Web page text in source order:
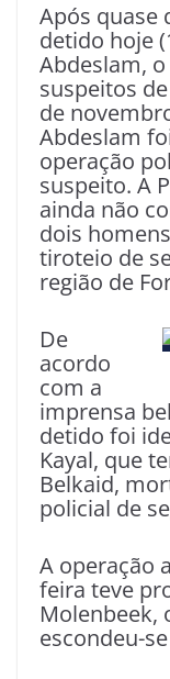
Após quase
detido hoje
Abdeslam,
suspeitos
de
Abdeslam
operação
suspeito. A
ainda não
dois
tiroteio de
região de
De
acordo
com a
imprensa
detido foi
Kayal, que
Belkaid,
policial de
A operação
feira teve
Molenbeek,
escondeu-